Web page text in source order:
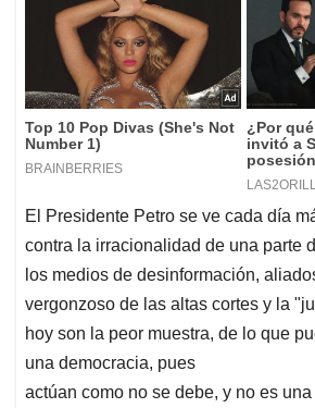
El Presidente Petro se ve cada día
contra la irracionalidad de una parte
los medios de desinformación,
vergonzoso de las altas cortes y la
hoy son la peor muestra, de lo que
una democracia, pues
actúan como no se debe, y no es